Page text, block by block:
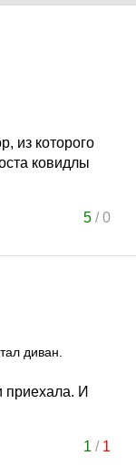
из которого
ковидлы
5/0
диван.
приехала. И
1 / 1